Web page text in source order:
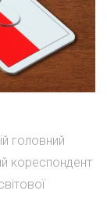
головний
кореспондент